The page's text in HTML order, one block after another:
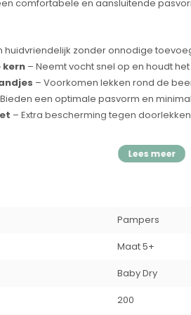
comfortabele en aansluitende
huidvriendelijk zonder onnodige
kern – Neemt vocht snel op en houdt het
– Voorkomen lekken rond de
een optimale pasvorm en
– Extra bescherming tegen
5+
Stop & Protect Pocket,
5+
blijft je kindje droog en
Pampers
Maat 5+
Baby Dry
200